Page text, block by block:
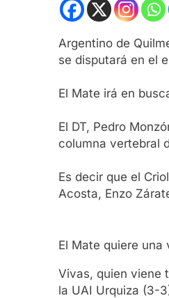
Argentino de
se disputará en el
El Mate irá en
El DT, Pedro
columna vertebral
Es decir que el
Acosta, Enzo
El Mate quiere una
Vivas, quien viene
la UAI Urquiza (3-